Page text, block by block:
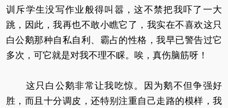
训斥学生没写作业般得叫嚣，这不禁把我吓了一大
跳，因此，我再也不敢小瞧它了，我实在不喜欢这只
白公鹅那种自私自利、霸占的性格，我早已警告过它
多次，可它就是对我不理不睬。唉，真伤脑筋呀！
这只白公鹅非常让我吃惊。因为鹅不但争强好
胜，而且十分调皮，还特别注重自己走路的模样，我